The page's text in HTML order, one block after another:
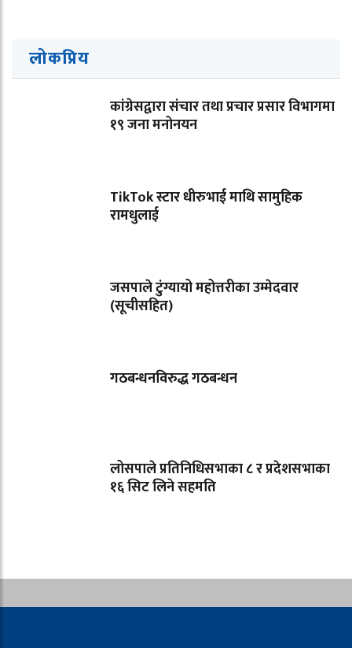
लोकप्रिय
कांग्रेसद्वारा संचार तथा प्रचार प्रसार विभागमा
१९ जना मनोनयन
TikTok स्टार धीरुभाई माथि सामुहिक
रामधुलाई
जसपाले टुंग्यायो महोत्तरीका उम्मेदवार
(सूचीसहित)
गठबन्धनविरुद्ध गठबन्धन
लोसपाले प्रतिनिधिसभाका ८ र प्रदेशसभाका
१६ सिट लिने सहमति